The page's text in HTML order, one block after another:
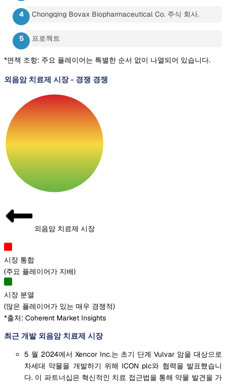
Chongqing Bovax Biopharmaceutical Co. 주식 회사.
프로젝트
*면책 조항: 주요 플레이어는 특별한 순서 없이 나열되어 있습니다.
외음암 치료제 시장- 경쟁 경쟁
외음암 치료제 시장
시장 통합
(주요 플레이어가 지배)
시장 분열
(많은 플레이어가 있는 매우 경쟁적)
*출처: Coherent Market Insights
최근 개발 외음암 치료제 시장
5 월 2024에서 Xencor Inc.는 초기 단계 Vulvar 암을 대상으로
차세대 약물을 개발하기 위해 ICON plc와 협력을 발표했습니
다. 이 파트너십은 혁신적인 치료 접근법을 통해 약물 발견을 가